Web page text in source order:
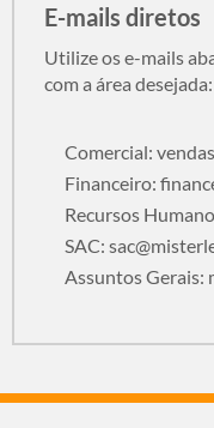
E-mails diretos
Utilize os e-mails
com a área desejada:
Comercial:
Financeiro:
Recursos
SAC:
Assuntos Gerais: